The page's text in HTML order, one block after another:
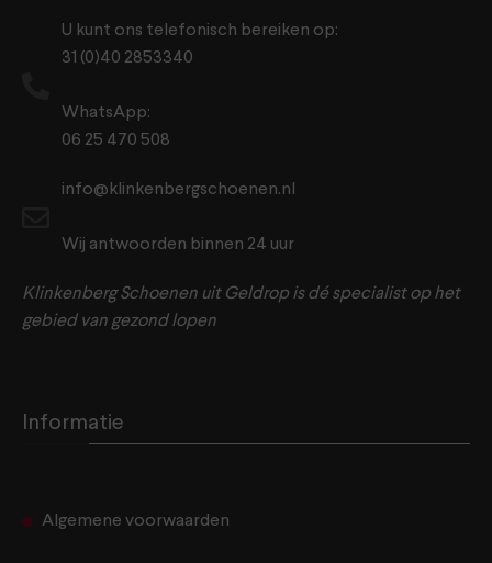
U kunt ons telefonisch bereiken op:
31 (0)40 2853340
WhatsApp:
06 25 470 508
info@klinkenbergschoenen.nl
Wij antwoorden binnen 24 uur
Klinkenberg Schoenen uit Geldrop is dé specialist op het
gebied van gezond lopen
Informatie
Algemene voorwaarden